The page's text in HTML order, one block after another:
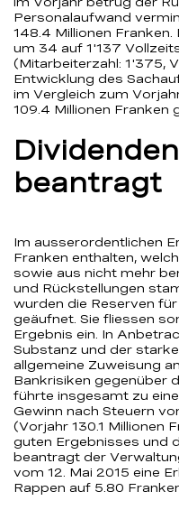
Personalaufwand
148.4 Millionen
um 34 auf 1'137
(Mitarbeiterzahl: 1'375,
Entwicklung des
im Vergleich zum
109.4 Millionen Franken
beantragt
Im ausserordentlichen
Franken enthalten,
sowie aus nicht mehr
und Rückstellungen
wurden die Reserven
geäufnet. Sie fliessen
Ergebnis ein. In
Substanz und der
allgemeine Zuweisung
Bankrisiken gegenüber
führte insgesamt zu
Gewinn nach Steuern
(Vorjahr 130.1 Millionen
guten Ergebnisses und
beantragt der
vom 12. Mai 2015 eine
Rappen auf 5.80